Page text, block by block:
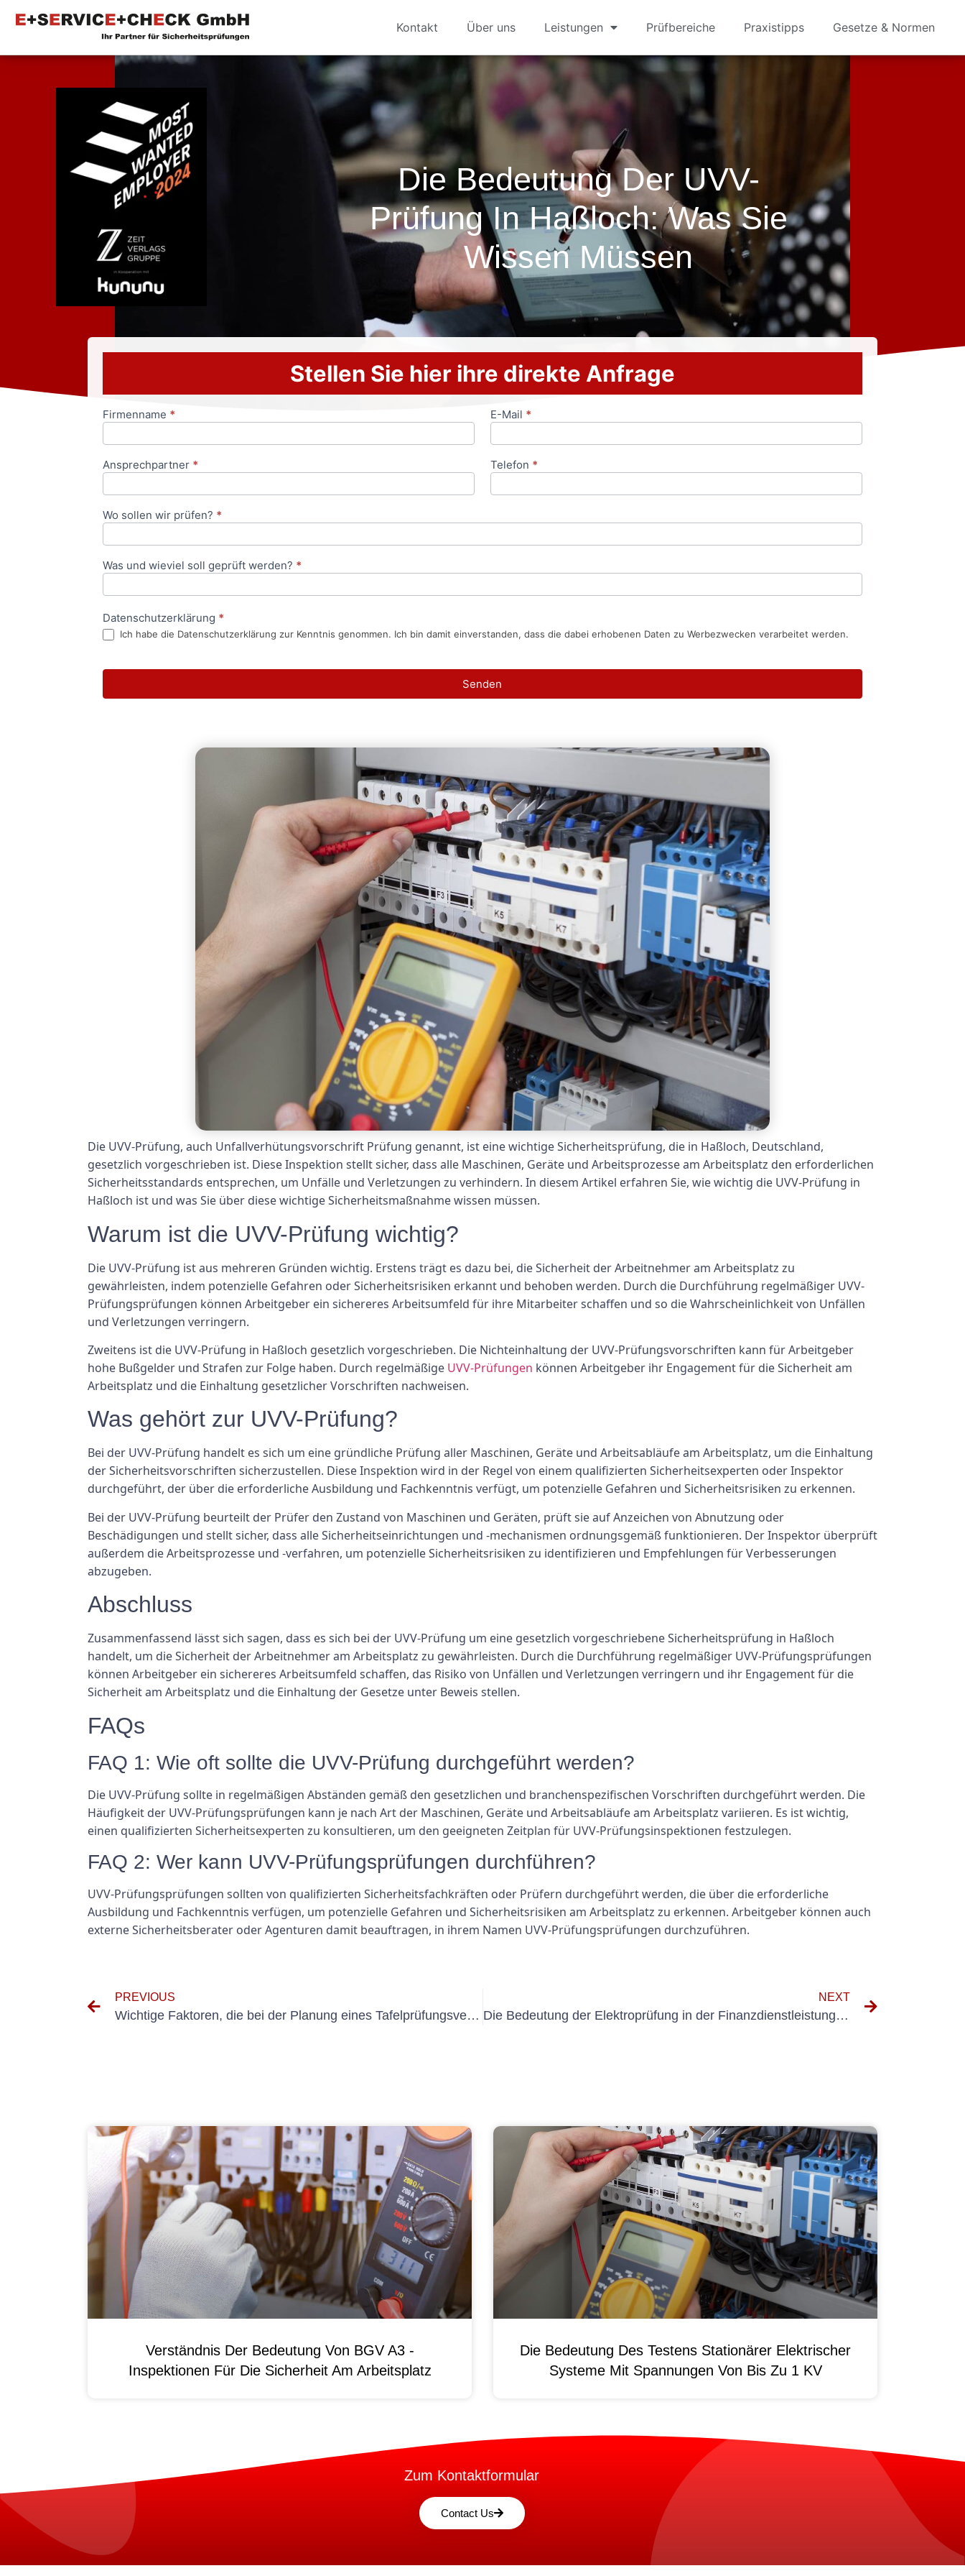
Kontakt Über uns Leistungen Prüfbereiche Praxistipps Gesetze & Normen
Die Bedeutung Der UVV-
Prüfung In Haßloch: Was Sie
Wissen Müssen
Stellen Sie hier ihre direkte Anfrage
Anfrageformular
Firmenname * E-Mail *
Ansprechpartner * Telefon *
Wo sollen wir prüfen? *
Was und wieviel soll geprüft werden? *
Datenschutzerklärung *
Ich habe die Datenschutzerklärung zur Kenntnis genommen. Ich bin damit einverstanden, dass die dabei erhobenen Daten zu Werbezwecken verarbeitet werden.
Senden
Die UVV-Prüfung, auch Unfallverhütungsvorschrift Prüfung genannt, ist eine wichtige Sicherheitsprüfung, die in Haßloch, Deutschland,
gesetzlich vorgeschrieben ist. Diese Inspektion stellt sicher, dass alle Maschinen, Geräte und Arbeitsprozesse am Arbeitsplatz den erforderlichen
Sicherheitsstandards entsprechen, um Unfälle und Verletzungen zu verhindern. In diesem Artikel erfahren Sie, wie wichtig die UVV-Prüfung in
Haßloch ist und was Sie über diese wichtige Sicherheitsmaßnahme wissen müssen.
Warum ist die UVV-Prüfung wichtig?
Die UVV-Prüfung ist aus mehreren Gründen wichtig. Erstens trägt es dazu bei, die Sicherheit der Arbeitnehmer am Arbeitsplatz zu
gewährleisten, indem potenzielle Gefahren oder Sicherheitsrisiken erkannt und behoben werden. Durch die Durchführung regelmäßiger UVV-
Prüfungsprüfungen können Arbeitgeber ein sichereres Arbeitsumfeld für ihre Mitarbeiter schaffen und so die Wahrscheinlichkeit von Unfällen
und Verletzungen verringern.
Zweitens ist die UVV-Prüfung in Haßloch gesetzlich vorgeschrieben. Die Nichteinhaltung der UVV-Prüfungsvorschriften kann für Arbeitgeber
hohe Bußgelder und Strafen zur Folge haben. Durch regelmäßige UVV-Prüfungen können Arbeitgeber ihr Engagement für die Sicherheit am
Arbeitsplatz und die Einhaltung gesetzlicher Vorschriften nachweisen.
Was gehört zur UVV-Prüfung?
Bei der UVV-Prüfung handelt es sich um eine gründliche Prüfung aller Maschinen, Geräte und Arbeitsabläufe am Arbeitsplatz, um die Einhaltung
der Sicherheitsvorschriften sicherzustellen. Diese Inspektion wird in der Regel von einem qualifizierten Sicherheitsexperten oder Inspektor
durchgeführt, der über die erforderliche Ausbildung und Fachkenntnis verfügt, um potenzielle Gefahren und Sicherheitsrisiken zu erkennen.
Bei der UVV-Prüfung beurteilt der Prüfer den Zustand von Maschinen und Geräten, prüft sie auf Anzeichen von Abnutzung oder
Beschädigungen und stellt sicher, dass alle Sicherheitseinrichtungen und -mechanismen ordnungsgemäß funktionieren. Der Inspektor überprüft
außerdem die Arbeitsprozesse und -verfahren, um potenzielle Sicherheitsrisiken zu identifizieren und Empfehlungen für Verbesserungen
abzugeben.
Abschluss
Zusammenfassend lässt sich sagen, dass es sich bei der UVV-Prüfung um eine gesetzlich vorgeschriebene Sicherheitsprüfung in Haßloch
handelt, um die Sicherheit der Arbeitnehmer am Arbeitsplatz zu gewährleisten. Durch die Durchführung regelmäßiger UVV-Prüfungsprüfungen
können Arbeitgeber ein sichereres Arbeitsumfeld schaffen, das Risiko von Unfällen und Verletzungen verringern und ihr Engagement für die
Sicherheit am Arbeitsplatz und die Einhaltung der Gesetze unter Beweis stellen.
FAQs
FAQ 1: Wie oft sollte die UVV-Prüfung durchgeführt werden?
Die UVV-Prüfung sollte in regelmäßigen Abständen gemäß den gesetzlichen und branchenspezifischen Vorschriften durchgeführt werden. Die
Häufigkeit der UVV-Prüfungsprüfungen kann je nach Art der Maschinen, Geräte und Arbeitsabläufe am Arbeitsplatz variieren. Es ist wichtig,
einen qualifizierten Sicherheitsexperten zu konsultieren, um den geeigneten Zeitplan für UVV-Prüfungsinspektionen festzulegen.
FAQ 2: Wer kann UVV-Prüfungsprüfungen durchführen?
UVV-Prüfungsprüfungen sollten von qualifizierten Sicherheitsfachkräften oder Prüfern durchgeführt werden, die über die erforderliche
Ausbildung und Fachkenntnis verfügen, um potenzielle Gefahren und Sicherheitsrisiken am Arbeitsplatz zu erkennen. Arbeitgeber können auch
externe Sicherheitsberater oder Agenturen damit beauftragen, in ihrem Namen UVV-Prüfungsprüfungen durchzuführen.
PREVIOUS
Wichtige Faktoren, die bei der Planung eines Tafelprüfungsverfahrens zu berücksichtigen sind
NEXT
Die Bedeutung der Elektroprüfung in der Finanzdienstleistungsbranche
Verständnis Der Bedeutung Von BGV A3 -
Inspektionen Für Die Sicherheit Am Arbeitsplatz
Die Bedeutung Des Testens Stationärer Elektrischer
Systeme Mit Spannungen Von Bis Zu 1 KV
Zum Kontaktformular
Contact Us